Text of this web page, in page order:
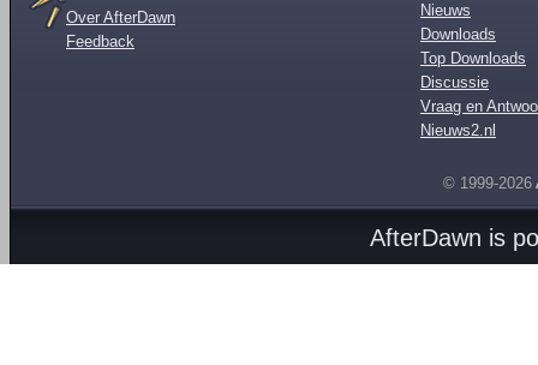
Over AfterDawn
Feedback
Nieuws
Downloads
Top Downloads
Discussie
Vraag en
Nieuws2.nl
© 1999-2026
AfterDawn is